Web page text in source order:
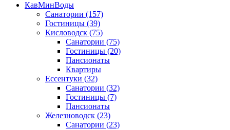
КавМинВоды
Санатории (157)
Гостиницы (39)
Кисловодск (75)
Санатории (75)
Гостиницы (20)
Пансионаты
Квартиры
Ессентуки (32)
Санатории (32)
Гостиницы (7)
Пансионаты
Железноводск (23)
Санатории (23)